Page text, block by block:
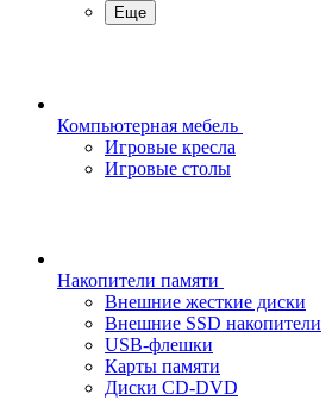
Еще
Компьютерная мебель
Игровые кресла
Игровые столы
Накопители памяти
Внешние жесткие диски
Внешние SSD накопители
USB-флешки
Карты памяти
Диски CD-DVD